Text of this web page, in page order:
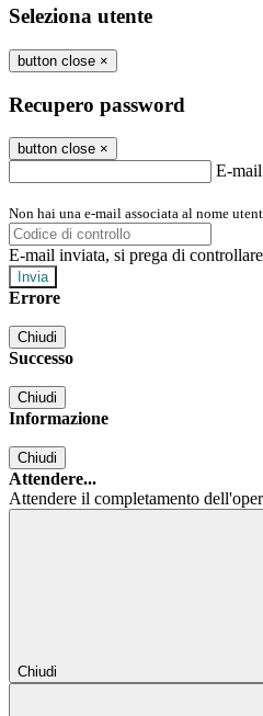
Seleziona utente
button close ×
Recupero password
button close ×
E-mail
Non hai una e-mail associata al nome
E-mail inviata, si prega di
Errore
Chiudi
Successo
Chiudi
Informazione
Chiudi
Attendere...
Attendere il completamento
Chiudi